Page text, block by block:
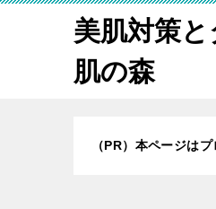
美肌対策
肌の森
（PR）本ページは